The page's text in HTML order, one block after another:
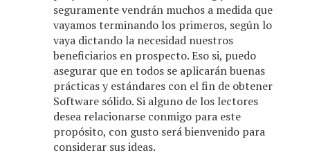
seguramente vendrán muchos a medida que
vayamos terminando los primeros, según lo
vaya dictando la necesidad nuestros
beneficiarios en prospecto. Eso si, puedo
asegurar que en todos se aplicarán buenas
prácticas y estándares con el fin de obtener
Software sólido. Si alguno de los lectores
desea relacionarse conmigo para este
propósito, con gusto será bienvenido para
considerar sus ideas.